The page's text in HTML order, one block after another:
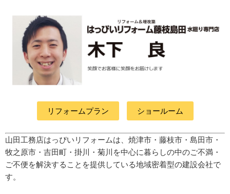
リフォームプラン ショールーム
山田工務店はっぴいリフォームは、焼津市・藤枝市・島田市・
牧之原市・吉田町 ・掛川・菊川 を中心に暮らしの中のご不満・
ご不便を解決することを提供している地域密着型の建設会社で
す。